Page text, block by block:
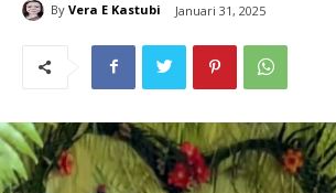
By Vera E Kastubi Januari 31, 2025